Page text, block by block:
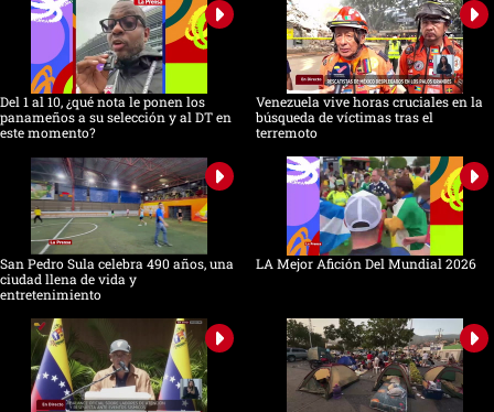
minute,
seconds
Del 1 al 10, ¿qué nota le ponen los
panameños a su selección y al DT en
este momento?
Venezuela vive horas cruciales en la
búsqueda de víctimas tras el
terremoto
San Pedro Sula celebra 490 años, una
ciudad llena de vida y
entretenimiento
LA Mejor Afición Del Mundial 2026